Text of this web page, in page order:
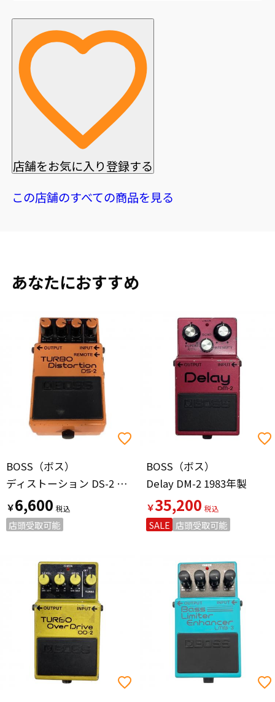
店舗をお気に入り登録する
この店舗のすべての商品を見る
あなたにおすすめ
BOSS（ボス）
ディストーション DS-2 ※裏ネジ一本欠品
￥6,600
店頭受取可能
BOSS（ボス）
Delay DM-2 1983年製
￥35,200
SALE 店頭受取可能